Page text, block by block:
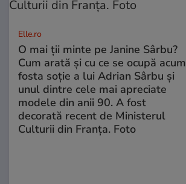
Elle.ro
O mai ții minte pe Janine Sârbu?
Cum arată și cu ce se ocupă acum
fosta soție a lui Adrian Sârbu și
unul dintre cele mai apreciate
modele din anii 90. A fost
decorată recent de Ministerul
Culturii din Franța. Foto